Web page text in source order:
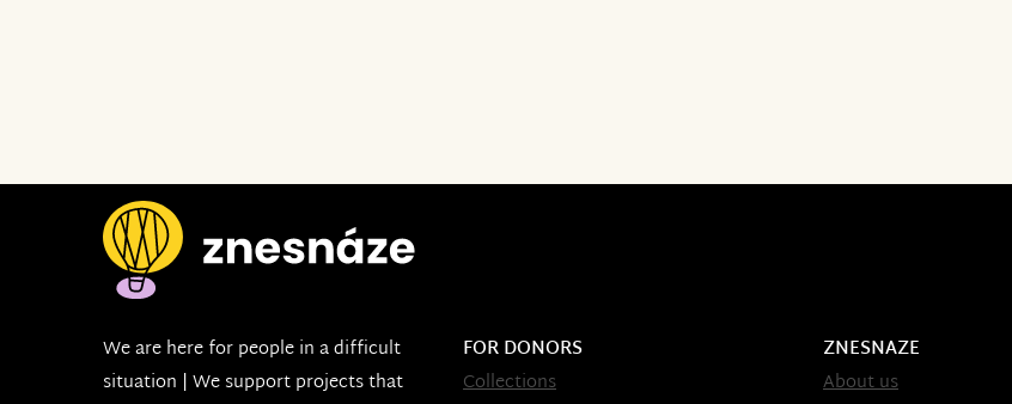
We are here for people in a difficult
situation | We support projects that
FOR DONORS
Collections
ZNESNAZE
About us